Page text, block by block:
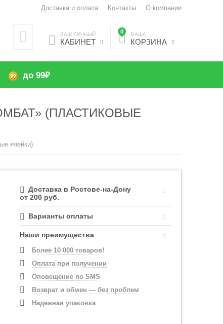
Доставка и оплата Контакты О компании
0 ВАША
КОРЗИНА
ВАШ ЛИЧНЫЙ
КАБИНЕТ
до 99₽
(ПЛАСТИКОВЫЕ
ячейки)
Доставка в Ростове-на-Дону
от 200 руб.
Варианты оплаты
Наши преимущества
Более 10 000 товаров!
Оплата при получении
Оповещение по SMS
Возврат и обмен — без проблем
Надежная упаковка